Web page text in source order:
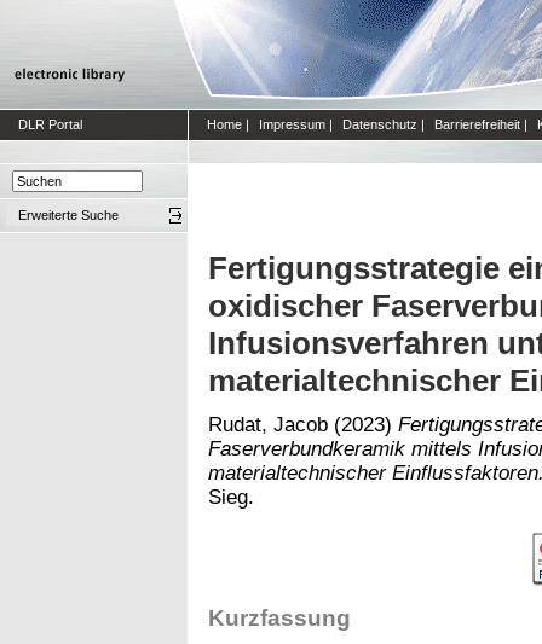
DLR Portal Home | Impressum | Datenschutz | Barrierefreiheit |
Erweiterte Suche
Fertigungsstrategie
oxidischer
Infusionsverfahren
materialtechnischer
Rudat, Jacob (2023)
Faserverbundkeramik mittels
materialtechnischer
Sieg.
Kurzfassung